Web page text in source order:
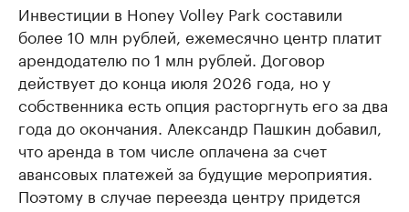
Инвестиции в Honey Volley Park составили
более 10 млн рублей, ежемесячно центр платит
арендодателю по 1 млн рублей. Договор
действует до конца июля 2026 года, но у
собственника есть опция расторгнуть его за два
года до окончания. Александр Пашкин добавил,
что аренда в том числе оплачена за счет
авансовых платежей за будущие мероприятия.
Поэтому в случае переезда центру придется